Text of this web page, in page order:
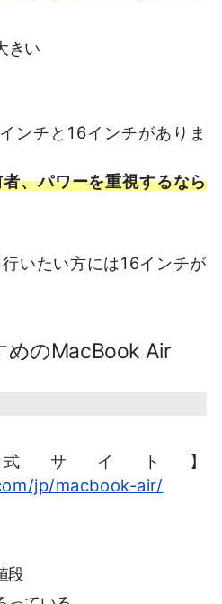
きい
ンチと16インチがありま
、パワーを重視するなら
いたい方には16インチが
めのMacBook Air
式サイト】
jp/macbook-air/
段